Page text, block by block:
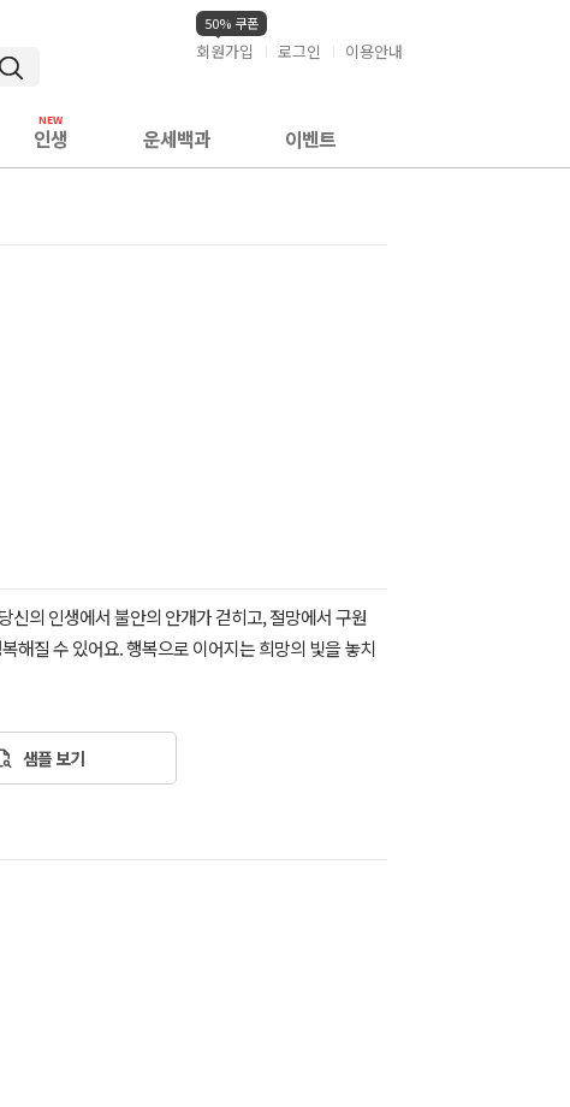
50% 쿠폰
회원가입 로그인 이용안내
인생 운세백과 이벤트
신의 인생에서 불안의 안개가 걷히고, 절망에서 구원
해질 수 있어요. 행복으로 이어지는 희망의 빛을 놓치
샘플 보기